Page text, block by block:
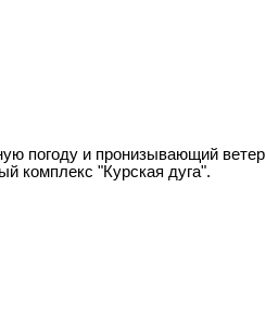
погоду и пронизывающий
комплекс "Курская дуга".